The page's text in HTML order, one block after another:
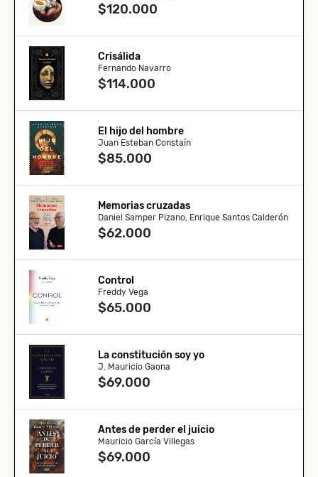
$120.000
Crisálida
Fernando Navarro
$114.000
El hijo del hombre
Juan Esteban Constaín
$85.000
Memorias cruzadas
Daniel Samper Pizano, Enrique Santos Calderón
$62.000
Control
Freddy Vega
$65.000
La constitución soy yo
J. Mauricio Gaona
$69.000
Antes de perder el juicio
Mauricio García Villegas
$69.000